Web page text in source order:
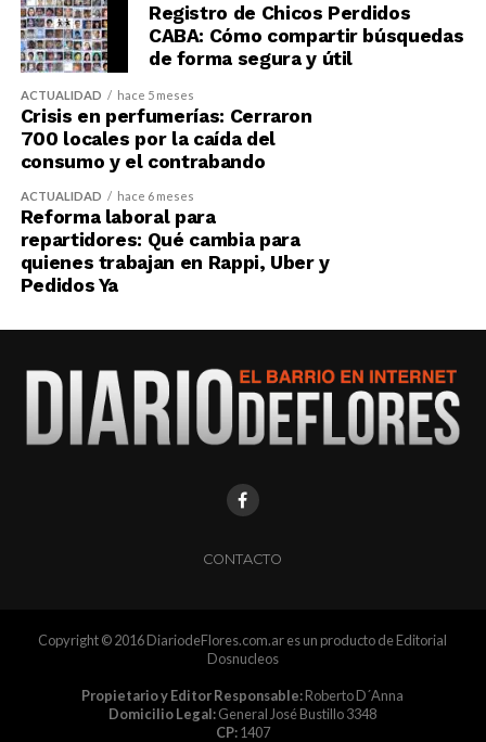
Registro de Chicos Perdidos
CABA: Cómo compartir búsquedas
de forma segura y útil
ACTUALIDAD hace 5 meses
Crisis en perfumerías: Cerraron
700 locales por la caída del
consumo y el contrabando
ACTUALIDAD hace 6 meses
Reforma laboral para
repartidores: Qué cambia para
quienes trabajan en Rappi, Uber y
Pedidos Ya
CONTACTO
Copyright © 2016 DiariodeFlores.com.ar es un producto de Editorial
Dosnucleos
Propietario y Editor Responsable:Roberto D´Anna
Domicilio Legal:General José Bustillo 3348
CP:1407